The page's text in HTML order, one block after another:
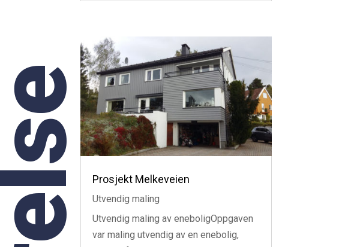
Prosjekt Melkeveien
Utvendig maling
Utvendig maling av eneboligOppgaven
var maling utvendig av en enebolig,